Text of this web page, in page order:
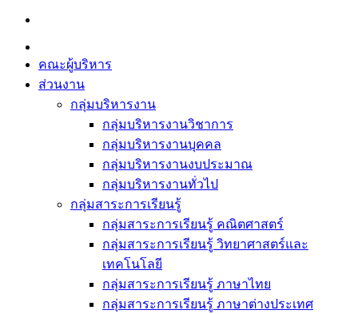
Skip
content
คณะผู้บริหาร
ส่วนงาน
กลุ่มบริหารงาน
กลุ่มบริหารงานวิชาการ
กลุ่มบริหารงานบุคคล
กลุ่มบริหารงานงบประมาณ
กลุ่มบริหารงานทั่วไป
กลุ่มสาระการเรียนรู้
กลุ่มสาระการเรียนรู้ คณิตศาสตร์
กลุ่มสาระการเรียนรู้ วิทยาศาสตร์และ
เทคโนโลยี
กลุ่มสาระการเรียนรู้ ภาษาไทย
กลุ่มสาระการเรียนรู้ ภาษาต่างประเทศ